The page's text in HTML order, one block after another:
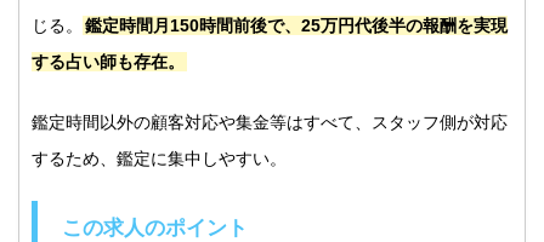
じる。
鑑定時間月150時間前後で、25万円代後半の報酬を実現
する占い師も存在。
鑑定時間以外の顧客対応や集金等はすべて、スタッフ側が対応
するため、鑑定に集中しやすい。
この求人のポイント